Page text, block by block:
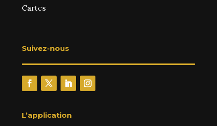
Cartes
Suivez-nous
L’application